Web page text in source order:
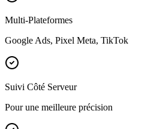
Multi-Plateformes
Google Ads, Pixel Meta, TikTok
Suivi Côté Serveur
Pour une meilleure précision